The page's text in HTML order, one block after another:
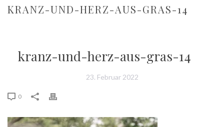
KRANZ-UND-HERZ-AUS-GRAS-14
kranz-und-herz-aus-gras-14
23. Februar 2022
0